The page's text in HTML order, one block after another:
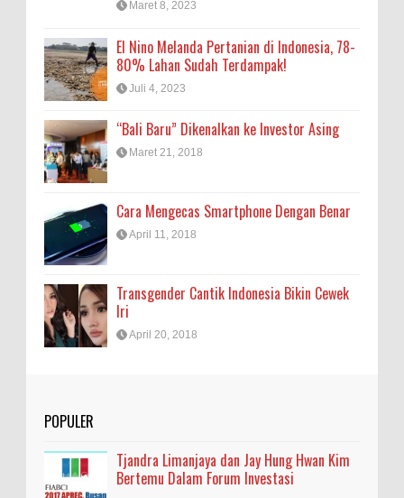
Maret 8, 2023
El Nino Melanda Pertanian di Indonesia, 78-
80% Lahan Sudah Terdampak!
Juli 4, 2023
“Bali Baru” Dikenalkan ke Investor Asing
Maret 21, 2018
Cara Mengecas Smartphone Dengan Benar
April 11, 2018
Transgender Cantik Indonesia Bikin Cewek
Iri
April 20, 2018
POPULER
Tjandra Limanjaya dan Jay Hung Hwan Kim
Bertemu Dalam Forum Investasi